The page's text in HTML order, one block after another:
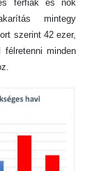
férfiak és nők
mintegy
szerint 42 ezer,
minden